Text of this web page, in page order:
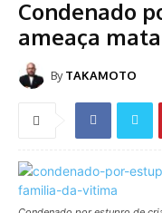
Condenado
ameaça
By TAKAMOTO